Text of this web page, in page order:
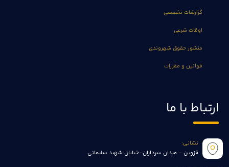
گزارشات تخصصی
اوقات شرعی
منشور حقوق شهروندی
قوانین و مقررات
ارتباط با ما
نشانی:
قزوین - میدان سرداران-خیابان شهید سلیمانی